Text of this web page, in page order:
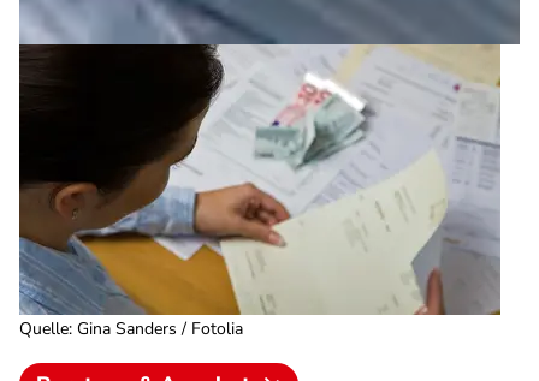
Quelle: Gina Sanders / Fotolia